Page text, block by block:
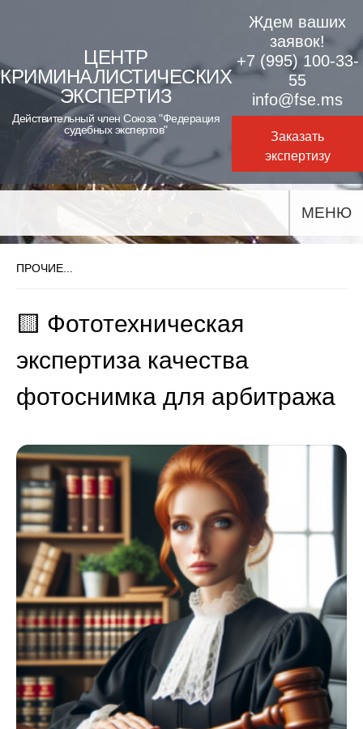
content
ЦЕНТР
КРИМИНАЛИСТИЧЕСКИХ
ЭКСПЕРТИЗ
Действительный член Союза "Федерация
судебных экспертов"
Ждем ваших
заявок!
+7 (995) 100-33-
55
info@fse.ms
Заказать
экспертизу
МЕНЮ
ПРОЧИЕ...
🟨 Фототехническая
экспертиза качества
фотоснимка для арбитража